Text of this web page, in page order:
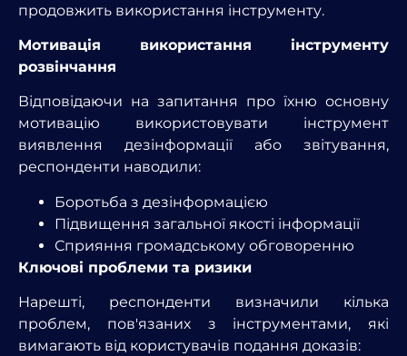
продовжить використання інструменту.
Мотивація використання інструменту
розвінчання
Відповідаючи на запитання про їхню основну
мотивацію використовувати інструмент
виявлення дезінформації або звітування,
респонденти наводили:
Боротьба з дезінформацією
Підвищення загальної якості інформації
Сприяння громадському обговоренню
Ключові проблеми та ризики
Нарешті, респонденти визначили кілька
проблем, пов'язаних з інструментами, які
вимагають від користувачів подання доказів: